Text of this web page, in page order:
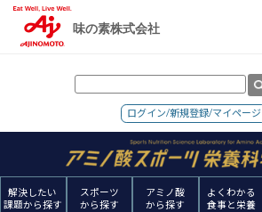
味の素株式会社
ログイン/新規登録/マイページ
解決したい
課題から探す
スポーツ
から探す
アミノ酸
から探す
よくわかる
食事と栄養